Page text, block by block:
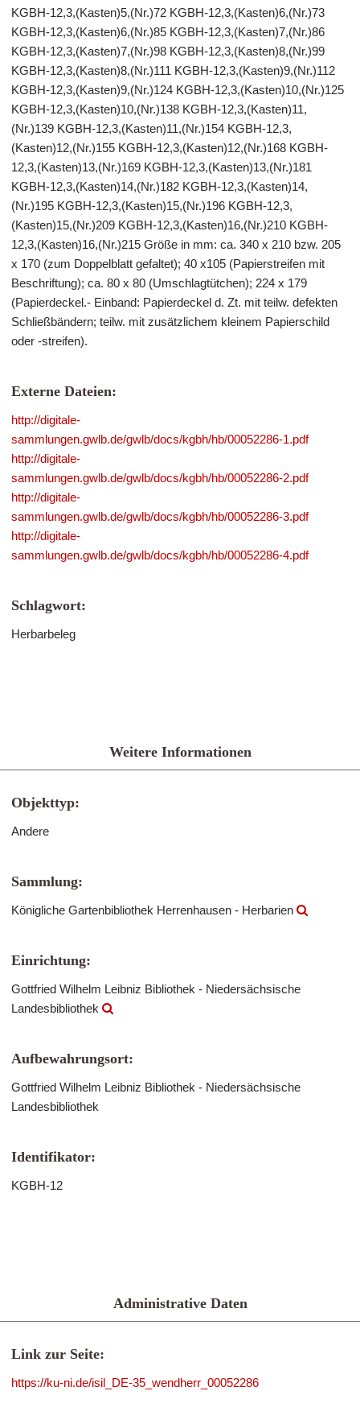
KGBH-12,3,(Kasten)5,(Nr.)72 KGBH-12,3,(Kasten)6,(Nr.)73
KGBH-12,3,(Kasten)6,(Nr.)85 KGBH-12,3,(Kasten)7,(Nr.)86
KGBH-12,3,(Kasten)7,(Nr.)98 KGBH-12,3,(Kasten)8,(Nr.)99
KGBH-12,3,(Kasten)8,(Nr.)111 KGBH-12,3,(Kasten)9,(Nr.)112
KGBH-12,3,(Kasten)9,(Nr.)124 KGBH-12,3,(Kasten)10,(Nr.)125
KGBH-12,3,(Kasten)10,(Nr.)138 KGBH-12,3,(Kasten)11,
(Nr.)139 KGBH-12,3,(Kasten)11,(Nr.)154 KGBH-12,3,
(Kasten)12,(Nr.)155 KGBH-12,3,(Kasten)12,(Nr.)168 KGBH-
12,3,(Kasten)13,(Nr.)169 KGBH-12,3,(Kasten)13,(Nr.)181
KGBH-12,3,(Kasten)14,(Nr.)182 KGBH-12,3,(Kasten)14,
(Nr.)195 KGBH-12,3,(Kasten)15,(Nr.)196 KGBH-12,3,
(Kasten)15,(Nr.)209 KGBH-12,3,(Kasten)16,(Nr.)210 KGBH-
12,3,(Kasten)16,(Nr.)215 Größe in mm: ca. 340 x 210 bzw. 205
x 170 (zum Doppelblatt gefaltet); 40 x105 (Papierstreifen mit
Beschriftung); ca. 80 x 80 (Umschlagtütchen); 224 x 179
(Papierdeckel.- Einband: Papierdeckel d. Zt. mit teilw. defekten
Schließbändern; teilw. mit zusätzlichem kleinem Papierschild
oder -streifen).
Externe Dateien:
http://digitale-
sammlungen.gwlb.de/gwlb/docs/kgbh/hb/00052286-1.pdf
http://digitale-
sammlungen.gwlb.de/gwlb/docs/kgbh/hb/00052286-2.pdf
http://digitale-
sammlungen.gwlb.de/gwlb/docs/kgbh/hb/00052286-3.pdf
http://digitale-
sammlungen.gwlb.de/gwlb/docs/kgbh/hb/00052286-4.pdf
Schlagwort:
Herbarbeleg
Weitere Informationen
Objekttyp:
Andere
Sammlung:
Königliche Gartenbibliothek Herrenhausen - Herbarien
Einrichtung:
Gottfried Wilhelm Leibniz Bibliothek - Niedersächsische
Landesbibliothek
Aufbewahrungsort:
Gottfried Wilhelm Leibniz Bibliothek - Niedersächsische
Landesbibliothek
Identifikator:
KGBH-12
Administrative Daten
Link zur Seite:
https://ku-ni.de/isil_DE-35_wendherr_00052286